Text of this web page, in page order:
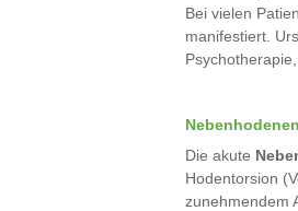
Bei vielen
manifestiert.
Die akute
Hodentorsion
zunehmendem